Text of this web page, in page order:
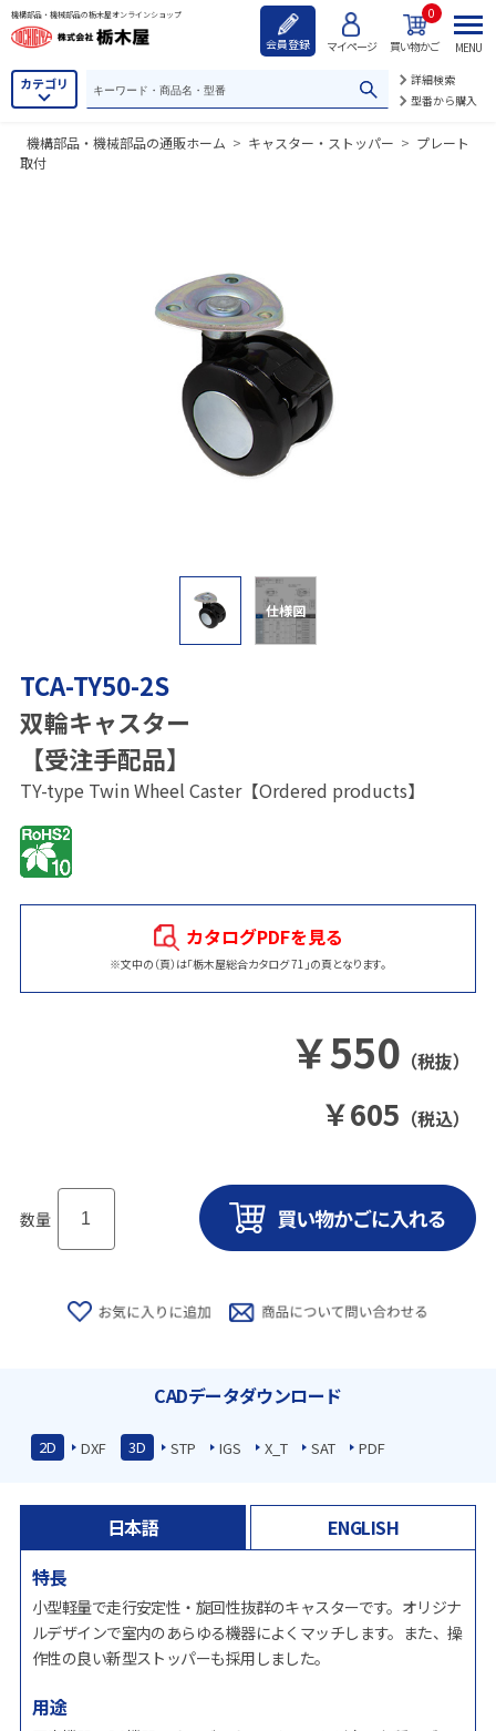
機構部品・機械部品の栃木屋オンラインショップ
会員登録 マイページ 買い物かご
0
カテゴリ
詳細検索
型番から購入
MENU
機構部品・機械部品の通販ホーム > キャスター・ストッパー > プレート
取付
仕様図
TCA-TY50-2S
双輪キャスター
【受注手配品】
TY-type Twin Wheel Caster【Ordered products】
カタログPDFを見る
※文中の（頁）は「栃木屋総合カタログ 71」の頁となります。
￥550 （税抜）
￥605 （税込）
数量
CADデータダウンロード
2D DXF 3D STP IGS X_T SAT PDF
日本語
ENGLISH
特長
小型軽量で走行安定性・旋回性抜群のキャスターです。オリジナ
ルデザインで室内のあらゆる機器によくマッチします。また、操
作性の良い新型ストッパーも採用しました。
用途